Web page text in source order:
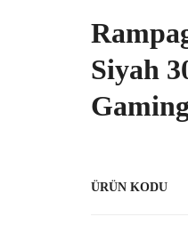
Siyah
ÜRÜN KODU